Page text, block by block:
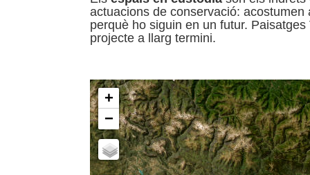
actuacions de conservació:
perquè ho siguin en un futur.
projecte a llarg termini.
+
−